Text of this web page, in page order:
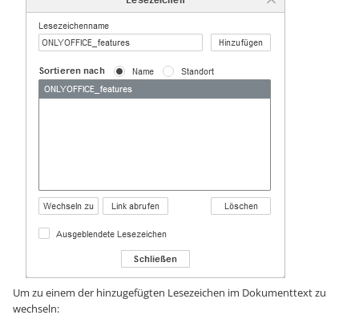
Um zu einem der hinzugefügten Lesezeichen im Dokumenttext zu
wechseln: